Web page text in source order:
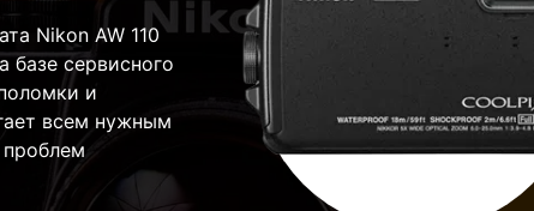
Nikon AW 110
базе сервисного
и
всем нужным